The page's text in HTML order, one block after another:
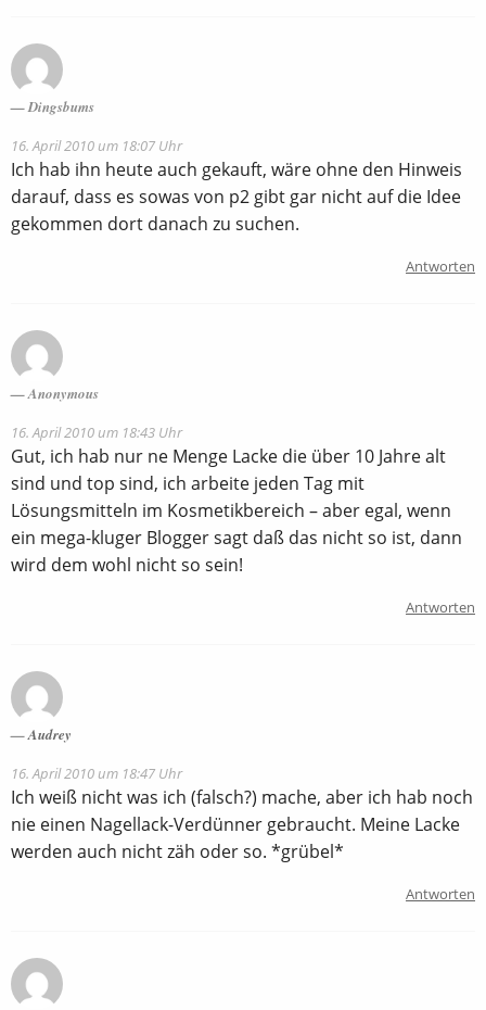
Dingsbums
16. April 2010 um 18:07 Uhr
Ich hab ihn heute auch gekauft, wäre ohne den Hinweis
darauf, dass es sowas von p2 gibt gar nicht auf die Idee
gekommen dort danach zu suchen.
Antworten
Anonymous
16. April 2010 um 18:43 Uhr
Gut, ich hab nur ne Menge Lacke die über 10 Jahre alt
sind und top sind, ich arbeite jeden Tag mit
Lösungsmitteln im Kosmetikbereich – aber egal, wenn
ein mega-kluger Blogger sagt daß das nicht so ist, dann
wird dem wohl nicht so sein!
Antworten
Audrey
16. April 2010 um 18:47 Uhr
Ich weiß nicht was ich (falsch?) mache, aber ich hab noch
nie einen Nagellack-Verdünner gebraucht. Meine Lacke
werden auch nicht zäh oder so. *grübel*
Antworten